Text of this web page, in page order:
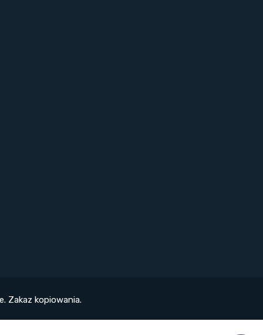
Zakaz kopiowania.